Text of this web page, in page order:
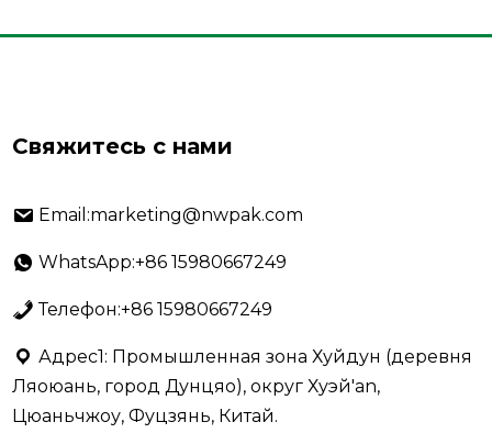
Свяжитесь с нами
Email:marketing@nwpak.com
WhatsApp:+86 15980667249
Телефон:+86 15980667249
Адрес1: Промышленная зона Хуйдун (деревня
Ляоюань, город Дунцяо), округ Хуэй'an,
Цюаньчжоу, Фуцзянь, Китай.